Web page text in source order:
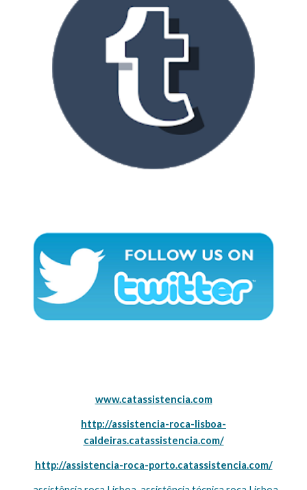
www.catassistencia.com
http://assistencia-roca-lisboa-
caldeiras.catassistencia.com/
http://assistencia-roca-porto.catassistencia.com/